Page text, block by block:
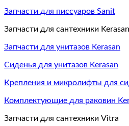
Запчасти для писсуаров Sanit
Запчасти для сантехники Kerasan
Запчасти для унитазов Kerasan
Сиденья для унитазов Kerasan
Крепления и микролифты для
Комплектующие для раковин
Запчасти для сантехники Vitra